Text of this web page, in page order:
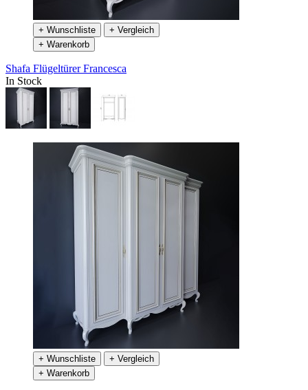
+ Wunschliste
+ Vergleich
+ Warenkorb
Shafa Flügeltürer Francesca
In Stock
+ Wunschliste
+ Vergleich
+ Warenkorb